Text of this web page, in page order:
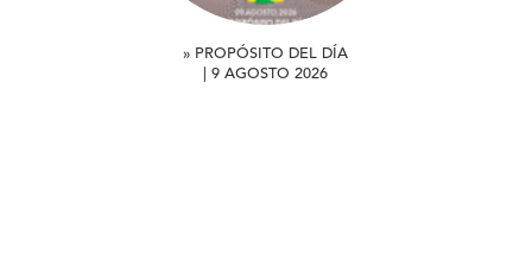
» PROPÓSITO DEL DÍA
| 9 AGOSTO 2026